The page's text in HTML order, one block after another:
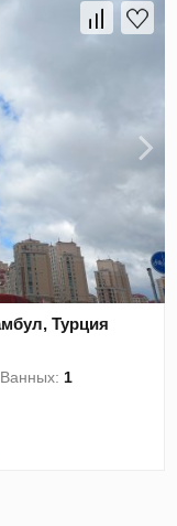
Турция
Ванных: 1